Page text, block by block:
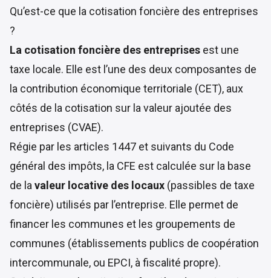
Qu’est-ce que la cotisation foncière des entreprises
?
La cotisation foncière des entreprises est une
taxe locale. Elle est l’une des deux composantes de
la contribution économique territoriale (CET), aux
côtés de la cotisation sur la valeur ajoutée des
entreprises (CVAE).
Régie par les articles 1447 et suivants du Code
général des impôts, la CFE est calculée sur la base
de la valeur locative des locaux (passibles de taxe
foncière) utilisés par l’entreprise. Elle permet de
financer les communes et les groupements de
communes (établissements publics de coopération
intercommunale, ou EPCI, à fiscalité propre).